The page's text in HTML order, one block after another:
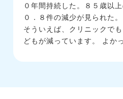
０年間持続した。８５歳以
０．８件の減少が見られた。
そういえば、クリニックで
どもが減っています。 よかっ